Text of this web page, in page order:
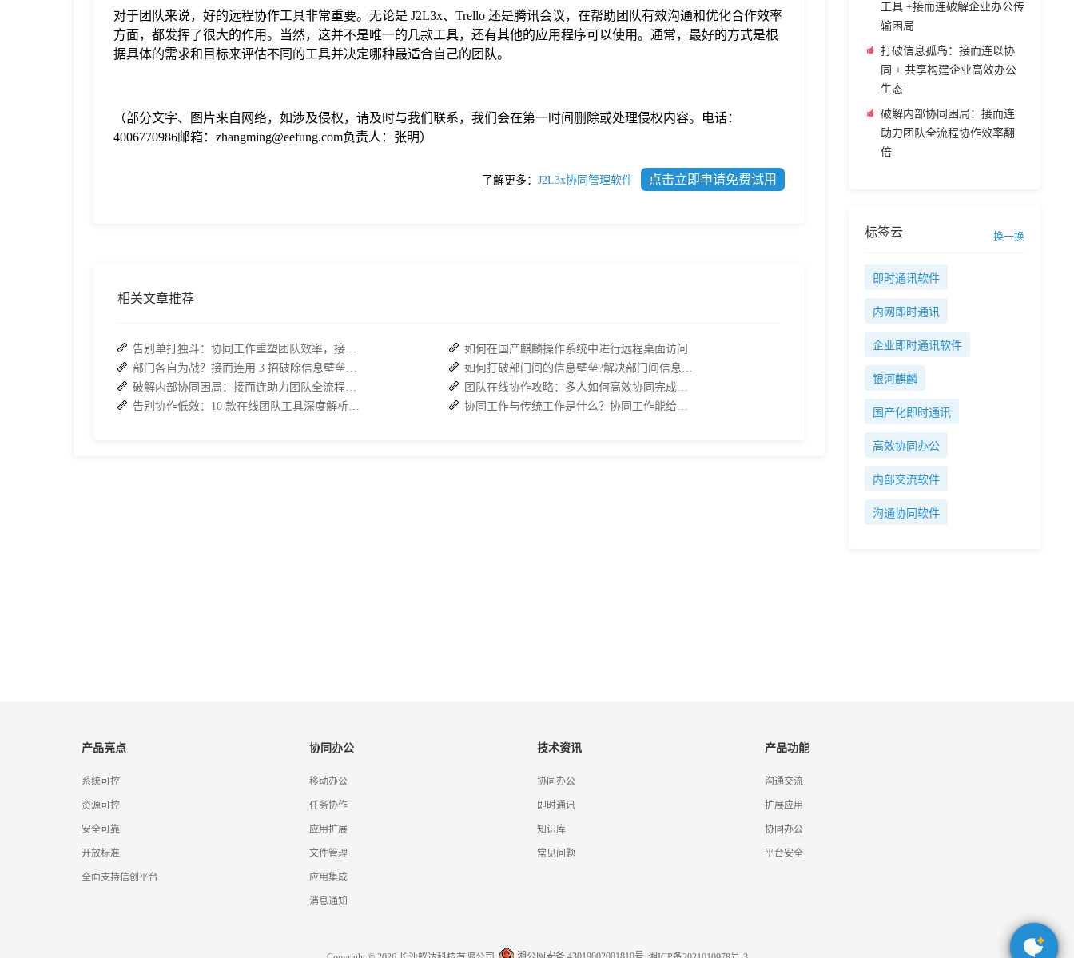
对于团队来说，好的远程协作工具非常重要。无论是 J2L3x、Trello 还是腾讯会议，在帮助团队有效沟通和优化合作效率
方面，都发挥了很大的作用。当然，这并不是唯一的几款工具，还有其他的应用程序可以使用。通常，最好的方式是根
据具体的需求和目标来评估不同的工具并决定哪种最适合自己的团队。
（部分文字、图片来自网络，如涉及侵权，请及时与我们联系，我们会在第一时间删除或处理侵权内容。电话：
4006770986邮箱：zhangming@eefung.com负责人：张明）
了解更多： J2L3x协同管理软件 点击立即申请免费试用
相关文章推荐
如何在国产麒麟操作系统中进行远程桌面访问
工具 +接而连破解企业办公传
输困局
打破信息孤岛：接而连以协
同 + 共享构建企业高效办公
生态
破解内部协同困局：接而连
助力团队全流程协作效率翻
倍
标签云 换一换
即时通讯软件
内网即时通讯
企业即时通讯软件
银河麒麟
国产化即时通讯
高效协同办公
内部交流软件
沟通协同软件
产品亮点
系统可控
资源可控
安全可靠
开放标准
全面支持信创平台
协同办公
移动办公
任务协作
应用扩展
文件管理
应用集成
消息通知
技术资讯
协同办公
即时通讯
知识库
常见问题
产品功能
沟通交流
扩展应用
协同办公
平台安全